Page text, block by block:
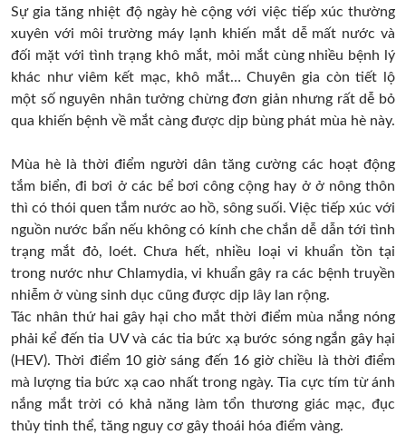
Sự gia tăng nhiệt độ ngày hè cộng với việc tiếp xúc thường
xuyên với môi trường máy lạnh khiến mắt dễ mất nước và
đối mặt với tình trạng khô mắt, mỏi mắt cùng nhiều bệnh lý
khác như viêm kết mạc, khô mắt… Chuyên gia còn tiết lộ
một số nguyên nhân tưởng chừng đơn giản nhưng rất dễ bỏ
qua khiến bệnh về mắt càng được dịp bùng phát mùa hè này.
Mùa hè là thời điểm người dân tăng cường các hoạt động
tắm biển, đi bơi ở các bể bơi công cộng hay ở ở nông thôn
thì có thói quen tắm nước ao hồ, sông suối. Việc tiếp xúc với
nguồn nước bẩn nếu không có kính che chắn dễ dẫn tới tình
trạng mắt đỏ, loét. Chưa hết, nhiều loại vi khuẩn tồn tại
trong nước như Chlamydia, vi khuẩn gây ra các bệnh truyền
nhiễm ở vùng sinh dục cũng được dịp lây lan rộng.
Tác nhân thứ hai gây hại cho mắt thời điểm mùa nắng nóng
phải kể đến tia UV và các tia bức xạ bước sóng ngắn gây hại
(HEV). Thời điểm 10 giờ sáng đến 16 giờ chiều là thời điểm
mà lượng tia bức xạ cao nhất trong ngày. Tia cực tím từ ánh
nắng mắt trời có khả năng làm tổn thương giác mạc, đục
thủy tinh thể, tăng nguy cơ gây thoái hóa điểm vàng.